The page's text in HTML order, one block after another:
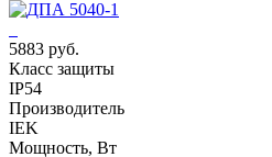
5883 руб.
Класс защиты
IP54
Производитель
IEK
Мощность, Вт